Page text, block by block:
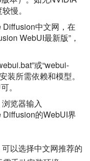
慢。
Diffusion中文网，在
WebUI最新版”，
或“webui-
装所需依赖和模型。
。
览器输入
Diffusion的WebUI界
以选择中文网推荐的